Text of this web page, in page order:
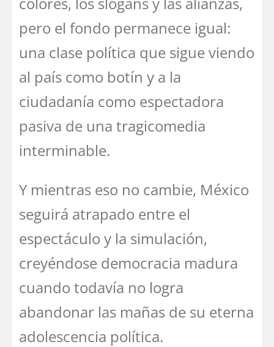
pero el fondo permanece igual:
una clase política que sigue viendo
al país como botín y a la
ciudadanía como espectadora
pasiva de una tragicomedia
interminable.
Y mientras eso no cambie, México
seguirá atrapado entre el
espectáculo y la simulación,
creyéndose democracia madura
cuando todavía no logra
abandonar las mañas de su eterna
adolescencia política.